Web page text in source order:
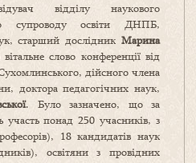
відділу наукового
супроводу освіти ДНПБ,
старший дослідник Марина
слово конференції від
дійсного члена
доктора педагогічних наук,
. Було зазначено, що за
участь понад 250 учасників, з
18 кандидатів наук
освітяни з провідних